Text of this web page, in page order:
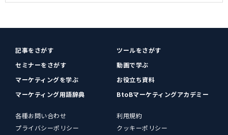
記事をさがす
ツールをさがす
セミナーをさがす
動画で学ぶ
マーケティングを学ぶ
お役立ち資料
マーケティング用語辞典
BtoBマーケティングアカデミー
各種お問い合わせ
利用規約
プライバシーポリシー
クッキーポリシー